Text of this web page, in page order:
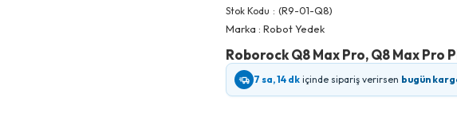
Stok Kodu
(R9-01-Q8)
Marka : Robot Yedek
Roborock Q8 Max Pro, Q8 Max Pro
7 sa, 14 dk içinde sipariş verirsen bugün